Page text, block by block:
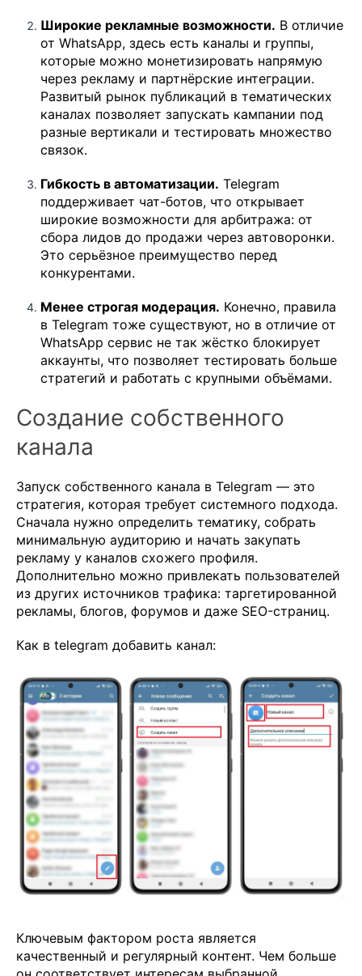
Широкие рекламные возможности. В отличие
от WhatsApp, здесь есть каналы и группы,
которые можно монетизировать напрямую
через рекламу и партнёрские интеграции.
Развитый рынок публикаций в тематических
каналах позволяет запускать кампании под
разные вертикали и тестировать множество
связок.
Гибкость в автоматизации. Telegram
поддерживает чат-ботов, что открывает
широкие возможности для арбитража: от
сбора лидов до продажи через автоворонки.
Это серьёзное преимущество перед
конкурентами.
Менее строгая модерация. Конечно, правила
в Telegram тоже существуют, но в отличие от
WhatsApp сервис не так жёстко блокирует
аккаунты, что позволяет тестировать больше
стратегий и работать с крупными объёмами.
Создание собственного
канала
Запуск собственного канала в Telegram — это
стратегия, которая требует системного подхода.
Сначала нужно определить тематику, собрать
минимальную аудиторию и начать закупать
рекламу у каналов схожего профиля.
Дополнительно можно привлекать пользователей
из других источников трафика: таргетированной
рекламы, блогов, форумов и даже SEO-страниц.
Как в telegram добавить канал:
Ключевым фактором роста является
качественный и регулярный контент. Чем больше